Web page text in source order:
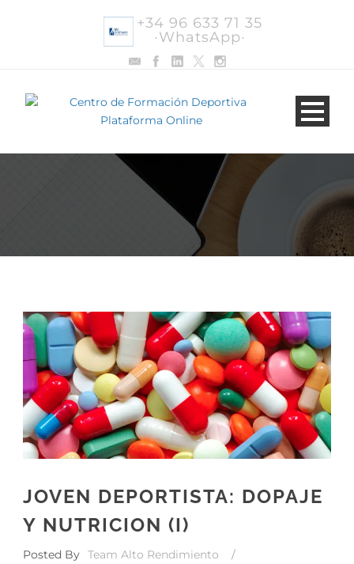
+34 96 633 71 35
·WhatsApp·
JOVEN DEPORTISTA: DOPAJE
Y NUTRICION (I)
Posted By Team Alto Rendimiento
/